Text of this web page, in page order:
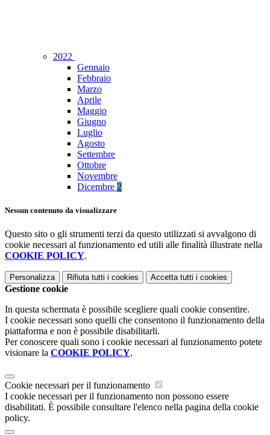
2022
Gennaio
Febbraio
Marzo
Aprile
Maggio
Giugno
Luglio
Agosto
Settembre
Ottobre
Novembre
Dicembre 2
Nessun contenuto da visualizzare
Questo sito o gli strumenti terzi da questo utilizzati si avvalgono di
cookie necessari al funzionamento ed utili alle finalità illustrate nella
COOKIE POLICY.
Personalizza Rifiuta tutti i cookies Accetta tutti i cookies
Gestione cookie
In questa schermata è possibile scegliere quali cookie consentire.
I cookie necessari sono quelli che consentono il funzionamento della
piattaforma e non è possibile disabilitarli.
Per conoscere quali sono i cookie necessari al funzionamento potete
visionare la COOKIE POLICY.
Cookie necessari per il funzionamento
I cookie necessari per il funzionamento non possono essere
disabilitati. È possibile consultare l'elenco nella pagina della cookie
policy.